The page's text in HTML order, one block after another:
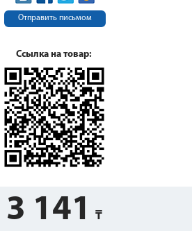
Отправить письмом
Ссылка на товар:
3 141